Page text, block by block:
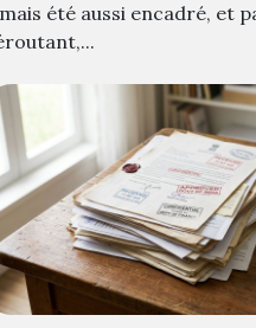
été aussi encadré, et